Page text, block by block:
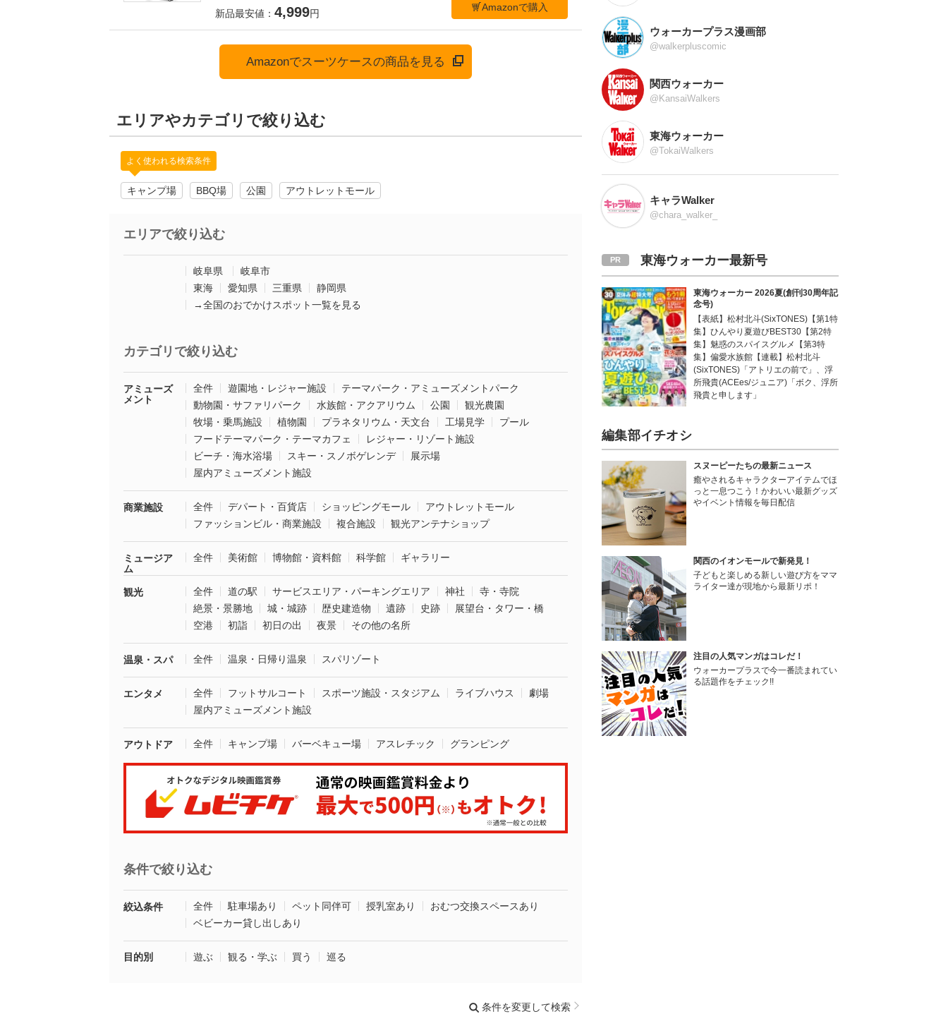
新品最安値： 4,999円
Amazonで購入
Amazonでスーツケースの商品を見る
エリアやカテゴリで絞り込む
よく使われる検索条件
キャンプ場 BBQ場 公園 アウトレットモール
エリアで絞り込む
岐阜県
岐阜市
東海
愛知県 三重県
静岡県
→全国のおでかけスポット一覧を見る
カテゴリで絞り込む
アミューズ
メント
全件 遊園地・レジャー施設
テーマパーク・アミューズメントパーク
動物園・サファリパーク
水族館・アクアリウム 公園
観光農園
牧場・乗馬施設
植物園 プラネタリウム・天文台 工場見学
プール
フードテーマパーク・テーマカフェ
レジャー・リゾート施設
ビーチ・海水浴場
スキー・スノボゲレンデ
展示場
屋内アミューズメント施設
商業施設 全件 デパート・百貨店 ショッピングモール
アウトレットモール
ファッションビル・商業施設
複合施設 観光アンテナショップ
ミュージア
ム
全件 美術館 博物館・資料館 科学館 ギャラリー
観光 全件 道の駅 サービスエリア・パーキングエリア 神社
寺・寺院
絶景・景勝地
城・城跡 歴史建造物 遺跡 史跡
展望台・タワー・橋
空港
初詣 初日の出 夜景 その他の名所
温泉・スパ 全件 温泉・日帰り温泉 スパリゾート
エンタメ 全件 フットサルコート スポーツ施設・スタジアム ライブハウス
劇場
屋内アミューズメント施設
アウトドア 全件 キャンプ場 バーベキュー場 アスレチック グランピング
条件で絞り込む
絞込条件 全件 駐車場あり ペット同伴可 授乳室あり
おむつ交換スペースあり
ベビーカー貸し出しあり
目的別 遊ぶ 観る・学ぶ 買う 巡る
条件を変更して検索
ウォーカープラス漫画部
@walkerpluscomic
関西ウォーカー
@KansaiWalkers
東海ウォーカー
@TokaiWalkers
キャラWalker
@chara_walker_
東海ウォーカー最新号
東海ウォーカー 2026夏(創刊30周年記
念号)
【表紙】松村北斗(SixTONES)【第1特
集】ひんやり夏遊びBEST30【第2特
集】魅惑のスパイスグルメ【第3特
集】偏愛水族館【連載】松村北斗
(SixTONES)「アトリエの前で」、浮
所飛貴(ACEes/ジュニア)「ボク、浮所
飛貴と申します」
編集部イチオシ
スヌーピーたちの最新ニュース
癒やされるキャラクターアイテムでほ
っと一息つこう！かわいい最新グッズ
やイベント情報を毎日配信
関西のイオンモールで新発見！
子どもと楽しめる新しい遊び方をママ
ライター達が現地から最新リポ！
注目の人気マンガはコレだ！
ウォーカープラスで今一番読まれてい
る話題作をチェック!!